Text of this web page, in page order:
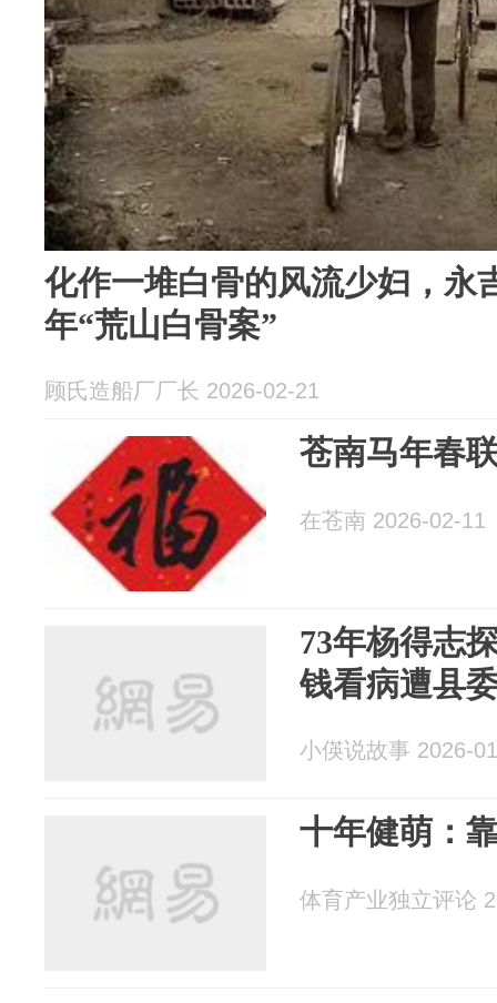
化作一堆白骨的风流少妇，永
年“荒山白骨案”
顾氏造船厂厂长 2026-02-21
苍南马年春
在苍南 2026-02-11
73年杨得志
钱看病遭县
小偀说故事 2026-
十年健萌：
体育产业独立评论